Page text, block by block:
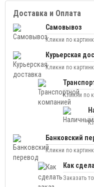
Доставка и Оплата
Самовывоз
Кликни по
Курьерская
Кликни по
Кликни по
Банковский
Кликни по
Как
Заказать